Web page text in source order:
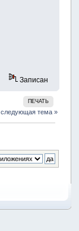
Записан
ПЕЧАТЬ
следующая тема »